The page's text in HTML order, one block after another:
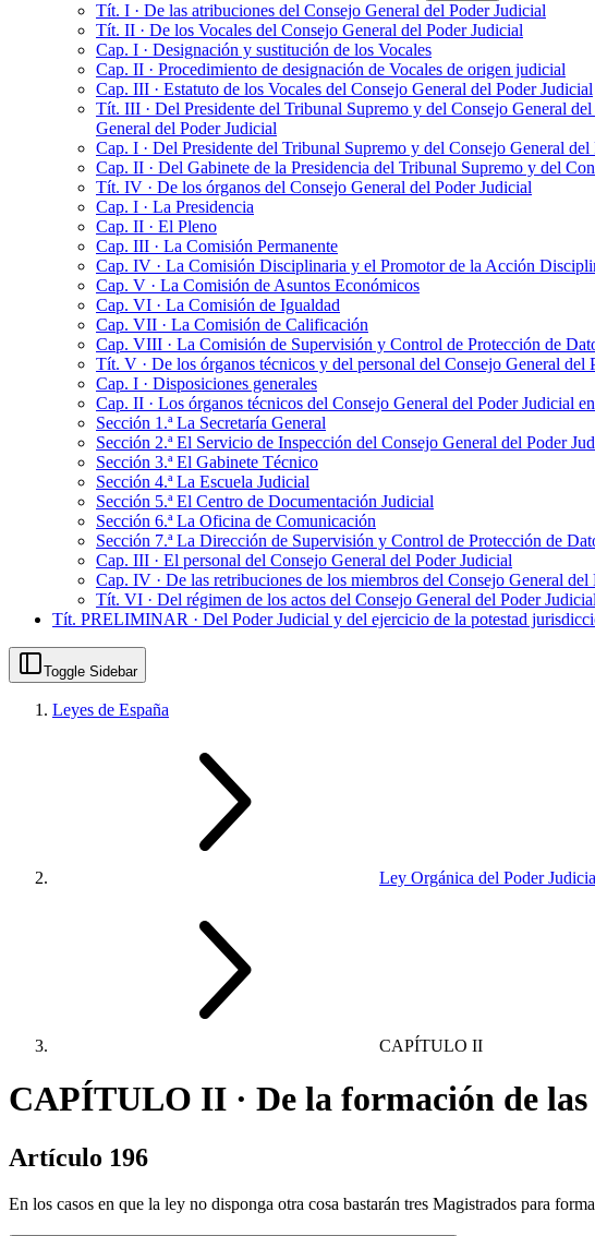
Tít. I · De las atribuciones del Consejo General del Poder Judicial
Tít. II · De los Vocales del Consejo General del Poder Judicial
Cap. I · Designación y sustitución de los Vocales
Cap. II · Procedimiento de designación de Vocales de origen judicial
Cap. III · Estatuto de los Vocales del Consejo General del Poder Judicial
Tít. III · Del Presidente del Tribunal Supremo y del Consejo General
General del Poder Judicial
Cap. I · Del Presidente del Tribunal Supremo y del Consejo General
Cap. II · Del Gabinete de la Presidencia del Tribunal Supremo y del
Tít. IV · De los órganos del Consejo General del Poder Judicial
Cap. I · La Presidencia
Cap. II · El Pleno
Cap. III · La Comisión Permanente
Cap. IV · La Comisión Disciplinaria y el Promotor de la Acción
Cap. V · La Comisión de Asuntos Económicos
Cap. VI · La Comisión de Igualdad
Cap. VII · La Comisión de Calificación
Cap. VIII · La Comisión de Supervisión y Control de Protección de
Tít. V · De los órganos técnicos y del personal del Consejo General del
Cap. I · Disposiciones generales
Cap. II · Los órganos técnicos del Consejo General del Poder Judicial
Sección 1.ª La Secretaría General
Sección 2.ª El Servicio de Inspección del Consejo General del Poder
Sección 3.ª El Gabinete Técnico
Sección 4.ª La Escuela Judicial
Sección 5.ª El Centro de Documentación Judicial
Sección 6.ª La Oficina de Comunicación
Sección 7.ª La Dirección de Supervisión y Control de Protección de
Cap. III · El personal del Consejo General del Poder Judicial
Cap. IV · De las retribuciones de los miembros del Consejo General del
Tít. VI · Del régimen de los actos del Consejo General del Poder Judicial
Tít. PRELIMINAR · Del Poder Judicial y del ejercicio de la potestad
Toggle Sidebar
Leyes de España
Ley Orgánica del Poder
CAPÍTULO II
CAPÍTULO II · De la formación de las
Artículo 196
En los casos en que la ley no disponga otra cosa bastarán tres Magistrados para